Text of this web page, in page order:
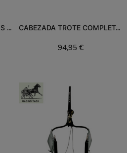
CUCALAS ESTIRAR PLANAS CON ESPEJO 246S RT CABEZADA TROTE COMPLETA RACING TACK
94,95 €
Añadir al carrito